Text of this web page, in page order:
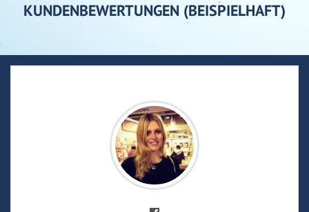
KUNDENBEWERTUNGEN (BEISPIELHAFT)